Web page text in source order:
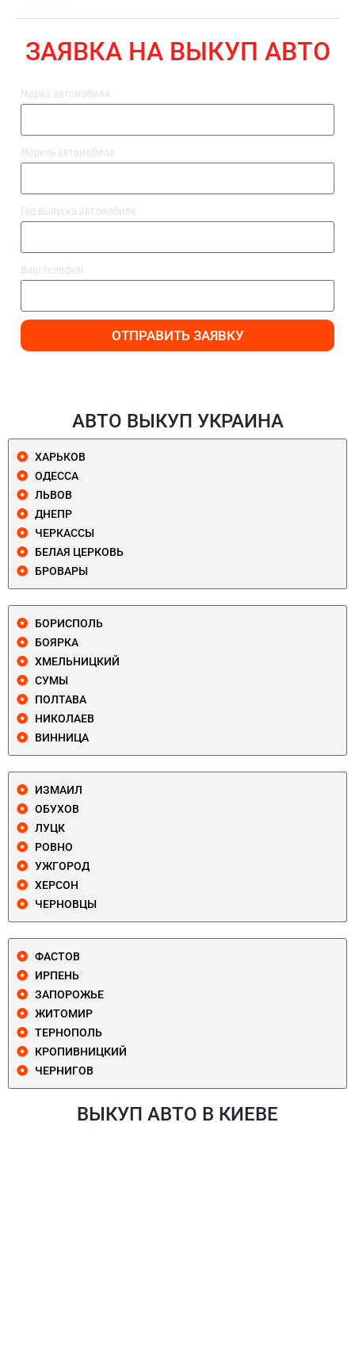
ЗАЯВКА НА ВЫКУП АВТО
Марка автомобиля
Модель автомобиля
Год выпуска автомобиля
Ваш телефон
ОТПРАВИТЬ ЗАЯВКУ
АВТО ВЫКУП УКРАИНА
ХАРЬКОВ
ОДЕССА
ЛЬВОВ
ДНЕПР
ЧЕРКАССЫ
БЕЛАЯ ЦЕРКОВЬ
БРОВАРЫ
БОРИСПОЛЬ
БОЯРКА
ХМЕЛЬНИЦКИЙ
СУМЫ
ПОЛТАВА
НИКОЛАЕВ
ВИННИЦА
ИЗМАИЛ
ОБУХОВ
ЛУЦК
РОВНО
УЖГОРОД
ХЕРСОН
ЧЕРНОВЦЫ
ФАСТОВ
ИРПЕНЬ
ЗАПОРОЖЬЕ
ЖИТОМИР
ТЕРНОПОЛЬ
КРОПИВНИЦКИЙ
ЧЕРНИГОВ
ВЫКУП АВТО В КИЕВЕ